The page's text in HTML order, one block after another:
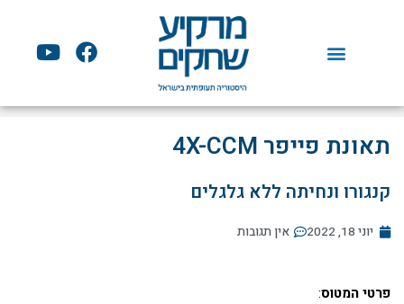
F
a
e
Y
o
t
תאונת פייפר 4X-CCM
קנגורו ונחיתה ללא גלגלים
יוני 18, 2022 אין תגובות
פרטי המטוס: